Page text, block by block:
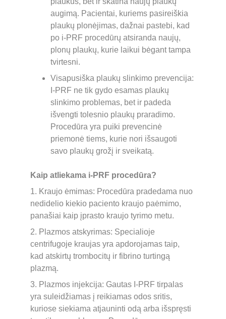
augimą. Pacientai, kuriems pasireiškia
plaukų plonėjimas, dažnai pastebi, kad
po i-PRF procedūrų atsiranda naujų,
plonų plaukų, kurie laikui bėgant tampa
tvirtesni.
Visapusiška plaukų slinkimo prevencija:
I-PRF ne tik gydo esamas plaukų
slinkimo problemas, bet ir padeda
išvengti tolesnio plaukų praradimo.
Procedūra yra puiki prevencinė
priemonė tiems, kurie nori išsaugoti
savo plaukų grožį ir sveikatą.
Kaip atliekama i-PRF procedūra?
1. Kraujo ėmimas: Procedūra pradedama nuo
nedidelio kiekio paciento kraujo paėmimo,
panašiai kaip įprasto kraujo tyrimo metu.
2. Plazmos atskyrimas: Specialioje
centrifugoje kraujas yra apdorojamas taip,
kad atskirtų trombocitų ir fibrino turtingą
plazmą.
3. Plazmos injekcija: Gautas I-PRF tirpalas
yra suleidžiamas į reikiamas odos sritis,
kuriose siekiama atjauninti odą arba išspręsti